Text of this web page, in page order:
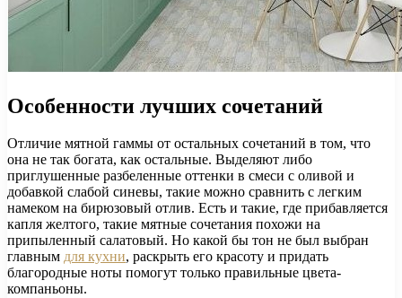
Особенности лучших сочетаний
Отличие мятной гаммы от остальных сочетаний в том, что
она не так богата, как остальные. Выделяют либо
приглушенные разбеленные оттенки в смеси с оливой и
добавкой слабой синевы, такие можно сравнить с легким
намеком на бирюзовый отлив. Есть и такие, где прибавляется
капля желтого, такие мятные сочетания похожи на
припыленный салатовый. Но какой бы тон не был выбран
главным для кухни, раскрыть его красоту и придать
благородные ноты помогут только правильные цвета-
компаньоны.